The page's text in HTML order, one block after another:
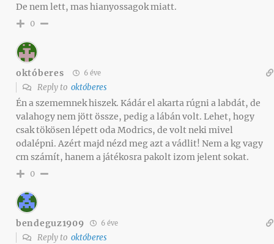
De nem lett, mas hianyossagok miatt.
0
októberes 6 éve
Reply to októberes
Én a szememnek hiszek. Kádár el akarta rúgni a labdát, de
valahogy nem jött össze, pedig a lábán volt. Lehet, hogy
csak tökösen lépett oda Modrics, de volt neki mivel
odalépni. Azért majd nézd meg azt a vádlit! Nem a kg vagy
cm számít, hanem a játékosra pakolt izom jelent sokat.
0
bendeguz1909 6 éve
Reply to októberes